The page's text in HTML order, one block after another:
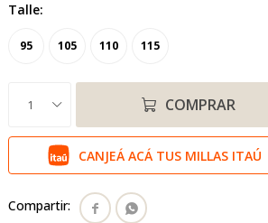
Talle:
95 105 110 115
1 COMPRAR
CANJEÁ ACÁ TUS MILLAS ITAÚ
 